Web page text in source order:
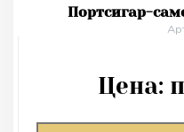
Портсигар-
Цена: